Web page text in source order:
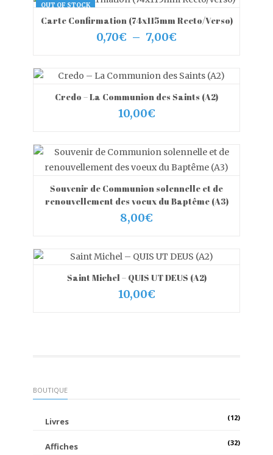
OUT OF STOCK
Carte Confirmation (74x115mm Recto/Verso)
0,70€ – 7,00€
0,70€
7,00€
Credo – La Communion des Saints (A2)
10,00€
AJOUTER AU PANIER VIEW MORE
Souvenir de Communion solennelle et de
renouvellement des voeux du Baptême (A3)
8,00€
Saint Michel – QUIS UT DEUS (A2)
10,00€
BOUTIQUE
Livres (12)
Affiches (32)